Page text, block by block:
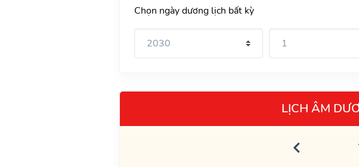
Chọn ngày dương lịch bất kỳ
LỊCH ÂM